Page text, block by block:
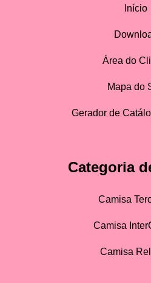
Início
Área do
Mapa do
Gerador de
Categoria
Camisa
Camisa
Camisa